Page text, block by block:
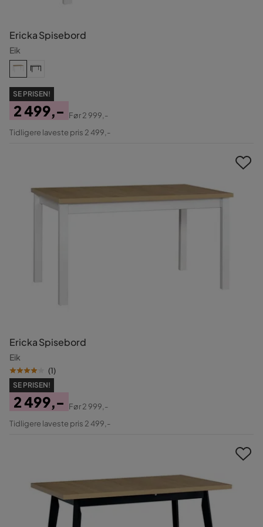
Ericka Spisebord
Eik
SE PRISEN!
Pris
2 499,-
Original
Før2 999,-
Tidligere laveste pris 2 499,-
Ericka Spisebord
Eik
(1)
SE PRISEN!
Pris
2 499,-
Original
Før2 999,-
Tidligere laveste pris 2 499,-